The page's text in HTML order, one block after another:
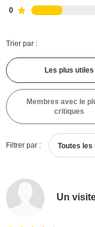
0
Trier par :
Les plus utiles
Membres avec le
critiques
Filtrer par : Toutes les
Un